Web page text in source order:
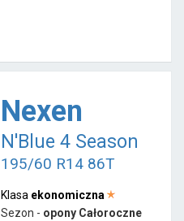
Nexen
N'Blue 4 Season
195/60 R14 86T
Klasa ekonomiczna
Sezon - opony Całoroczne